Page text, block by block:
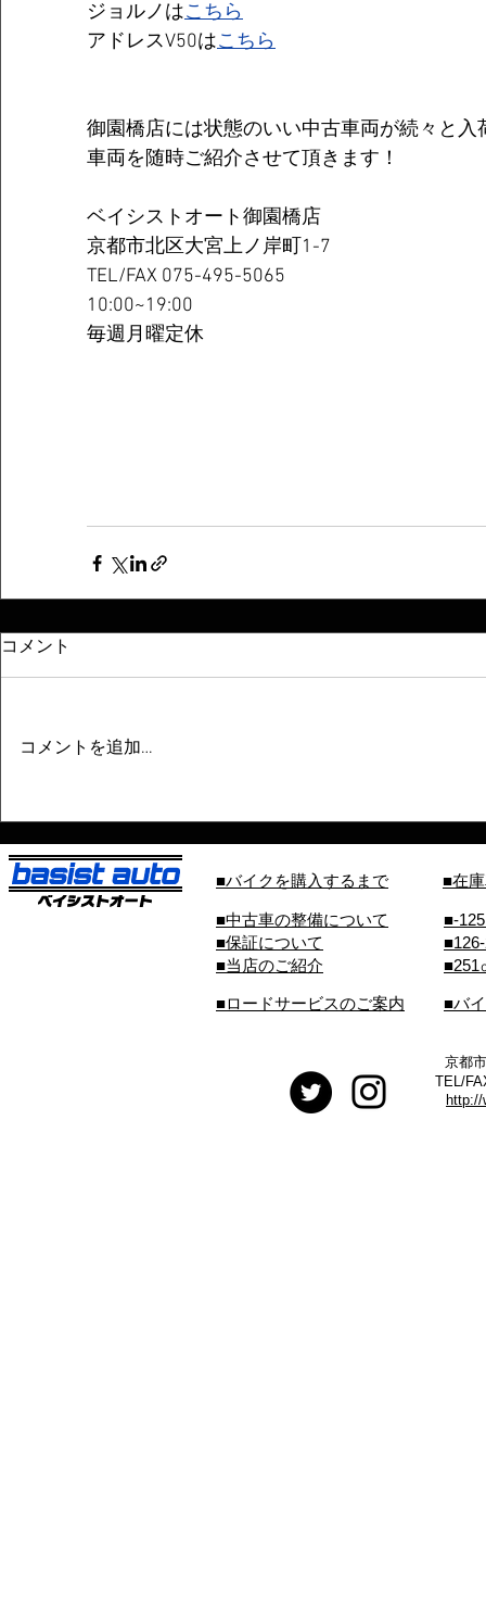
ジョルノはこちら
アドレスV50はこちら
御園橋店には状態のいい中古車両が続々と
車両を随時ご紹介させて頂きます！
ベイシストオート御園橋店
京都市北区大宮上ノ岸町1-7
TEL/FAX 075-495-5065
10:00~19:00
毎週月曜定休
コメント
コメントを追加…
■バイクを購入するまで ■在
■中古車の整備について
■保証について
■当店のご紹介
■-
■251
■ロードサービスのご案内 ■バ
京都
TEL/